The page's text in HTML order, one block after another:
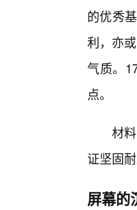
的优秀
利，亦
气质。
点。
材
证坚固
屏幕的